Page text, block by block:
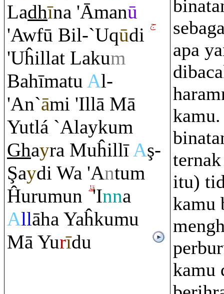
Ladhīna 'Āmanū
'Awfū Bil-`Uqūdi
'Uĥillat Lakum
Bahīmatu Al-
'An`āmi 'Illā Mā
Yutlá `Alaykum
Ghayra MuĥillīAş-
Şaydi Wa 'Antum
Ĥurumun 'Inna
Allāha Yaĥkumu
Mā Yurīdu
apa
itu)
kamu
kamu